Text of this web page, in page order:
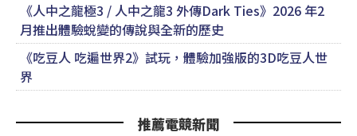
《人中之龍極3 / 人中之龍3 外傳Dark Ties》2026 年2
月推出體驗蛻變的傳說與全新的歷史
《吃豆人 吃遍世界2》試玩，體驗加強版的3D吃豆人世
界
推薦電競新聞